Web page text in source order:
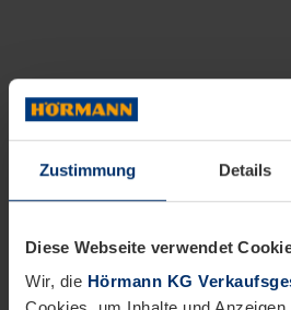
Zustimmung Details
Diese Webseite verwendet
Wir, die Hörmann KG